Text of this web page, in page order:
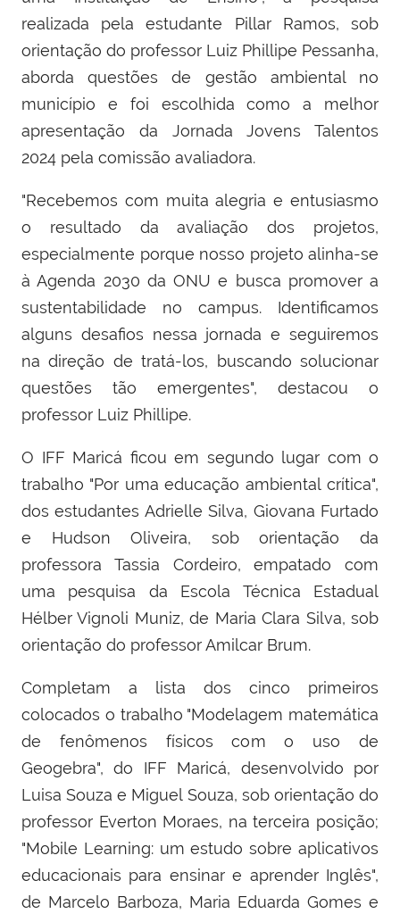
realizada pela estudante Pillar Ramos, sob
orientação do professor Luiz Phillipe Pessanha,
aborda questões de gestão ambiental no
município e foi escolhida como a melhor
apresentação da Jornada Jovens Talentos
2024 pela comissão avaliadora.
"Recebemos com muita alegria e entusiasmo
o resultado da avaliação dos projetos,
especialmente porque nosso projeto alinha-se
à Agenda 2030 da ONU e busca promover a
sustentabilidade no campus. Identificamos
alguns desafios nessa jornada e seguiremos
na direção de tratá-los, buscando solucionar
questões tão emergentes", destacou o
professor Luiz Phillipe.
O IFF Maricá ficou em segundo lugar com o
trabalho "Por uma educação ambiental crítica",
dos estudantes Adrielle Silva, Giovana Furtado
e Hudson Oliveira, sob orientação da
professora Tassia Cordeiro, empatado com
uma pesquisa da Escola Técnica Estadual
Hélber Vignoli Muniz, de Maria Clara Silva, sob
orientação do professor Amilcar Brum.
Completam a lista dos cinco primeiros
colocados o trabalho "Modelagem matemática
de fenômenos físicos com o uso de
Geogebra", do IFF Maricá, desenvolvido por
Luisa Souza e Miguel Souza, sob orientação do
professor Everton Moraes, na terceira posição;
"Mobile Learning: um estudo sobre aplicativos
educacionais para ensinar e aprender Inglês",
de Marcelo Barboza, Maria Eduarda Gomes e